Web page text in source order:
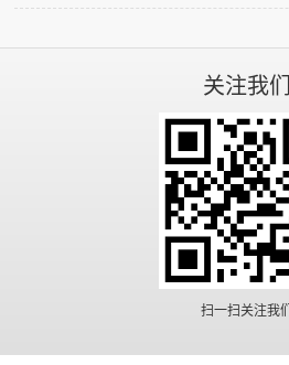
关注我们
扫一扫关注我们